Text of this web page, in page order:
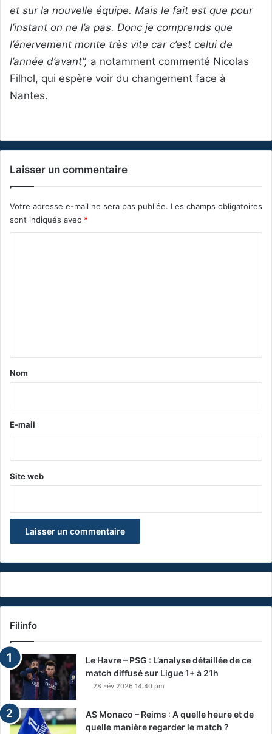
et sur la nouvelle équipe. Mais le fait est que pour
l’instant on ne l’a pas. Donc je comprends que
l’énervement monte très vite car c’est celui de
l’année d’avant”, a notamment commenté Nicolas
Filhol, qui espère voir du changement face à
Nantes.
Laisser un commentaire
Votre adresse e-mail ne sera pas publiée. Les champs obligatoires
sont indiqués avec *
a
e
Nom
E-mail
Site web
Filinfo
Le Havre – PSG : L’analyse détaillée de ce
match diffusé sur Ligue 1+ à 21h
28 Fév 2026 14:40 pm
AS Monaco – Reims : A quelle heure et de
quelle manière regarder le match ?